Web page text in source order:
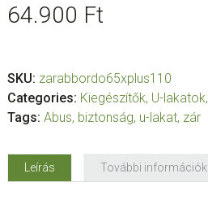
64.900 Ft
SKU: zarabbordo65xplus110
Categories: Kiegészítők, U-lakatok,
Tags: Abus, biztonság, u-lakat, zár
Leírás További információk